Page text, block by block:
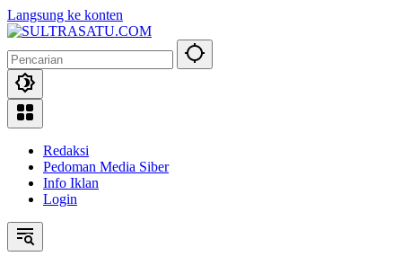
Langsung ke konten
Redaksi
Pedoman Media Siber
Info Iklan
Login